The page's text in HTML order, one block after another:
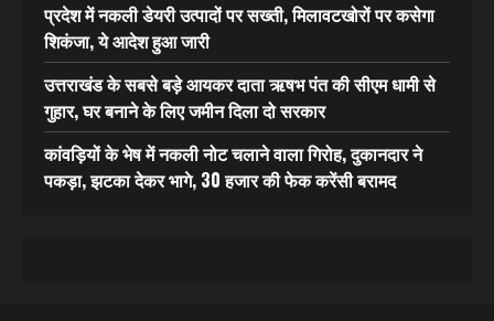
प्रदेश में नकली डेयरी उत्पादों पर सख्ती, मिलावटखोरों पर कसेगा
शिकंजा, ये आदेश हुआ जारी
उत्तराखंड के सबसे बड़े आयकर दाता ऋषभ पंत की सीएम धामी से
गुहार, घर बनाने के लिए जमीन दिला दो सरकार
कांवड़ियों के भेष में नकली नोट चलाने वाला गिरोह, दुकानदार ने
पकड़ा, झटका देकर भागे, 30 हजार की फेक करेंसी बरामद